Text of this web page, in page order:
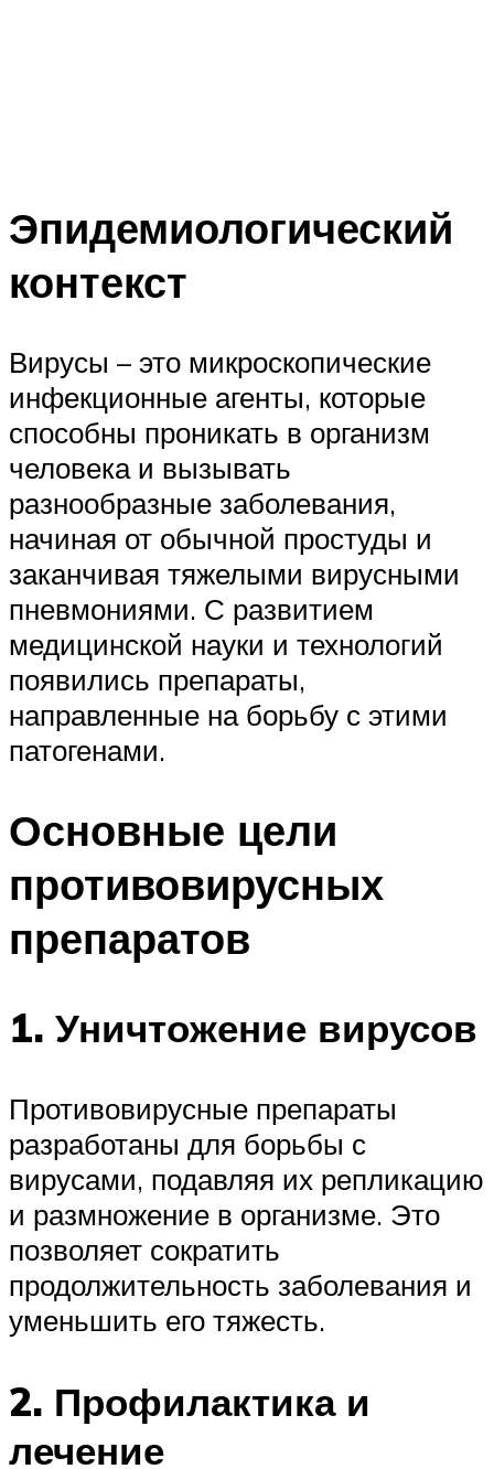
Эпидемиологический
контекст
Вирусы – это микроскопические
инфекционные агенты, которые
способны проникать в организм
человека и вызывать
разнообразные заболевания,
начиная от обычной простуды и
заканчивая тяжелыми вирусными
пневмониями. С развитием
медицинской науки и технологий
появились препараты,
направленные на борьбу с этими
патогенами.
Основные цели
противовирусных
препаратов
1. Уничтожение вирусов
Противовирусные препараты
разработаны для борьбы с
вирусами, подавляя их репликацию
и размножение в организме. Это
позволяет сократить
продолжительность заболевания и
уменьшить его тяжесть.
2. Профилактика и
лечение